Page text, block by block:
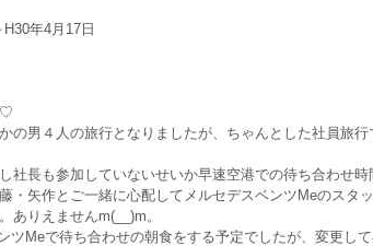
年4月17日
♡
の男４人の旅行となりましたが、ちゃんとした社員旅行
社長も参加していないせいか早速空港での待ち合わせ時
・矢作とご一緒に心配してメルセデスベンツMeのスタ
ありえませんm(__)m。
ツMeで待ち合わせの朝食をする予定でしたが、変更し